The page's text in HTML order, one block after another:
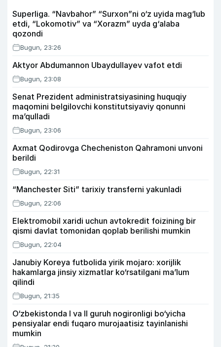
Superliga. “Navbahor” “Surxon”ni o‘z uyida mag‘lub
etdi, “Lokomotiv” va “Xorazm” uyda g‘alaba
qozondi
Bugun, 23:26
Aktyor Abdu­mannon Ubaydullayev vafot etdi
Bugun, 23:08
Senat Prezident administratsiyasining huquqiy
maqomini belgilovchi konstitutsiyaviy qonunni
ma’qulladi
Bugun, 23:06
Axmat Qodirovga Checheniston Qahramoni unvoni
berildi
Bugun, 22:31
“Manchester Siti” tarixiy transferni yakunladi
Bugun, 22:06
Elektromobil xaridi uchun avtokredit foizining bir
qismi davlat tomonidan qoplab berilishi mumkin
Bugun, 22:04
Janubiy Koreya futbolida yirik mojaro: xorijlik
hakamlarga jinsiy xizmatlar ko‘rsatilgani ma’lum
qilindi
Bugun, 21:35
O‘zbekistonda I va II guruh nogironligi bo‘yicha
pensiyalar endi fuqaro murojaatisiz tayinlanishi
mumkin